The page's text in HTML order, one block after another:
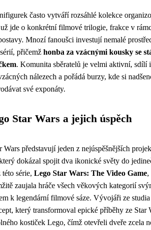
často vytváří rozsáhlé kolekce
jde o konkrétní filmové trilogie, frakce v
Mnozí fanoušci investují nemalé
přičemž honba za vzácnými kousky se
. Komunita sběratelů je velmi aktivní, sdílí
nálezech a pořádá burzy, kde si
své exponáty.
Star Wars a jejich úspěch
představují jeden z nejúspěšnějších
dokázal spojit dva ikonické světy do
série, Lego Star Wars: The Video Game,
zaujala hráče všech věkových kategorií
k legendární filmové sáze. Vývojáři ze
který transformoval epické příběhy ze Star
kostiček Lego, čímž otevřeli dveře zcela